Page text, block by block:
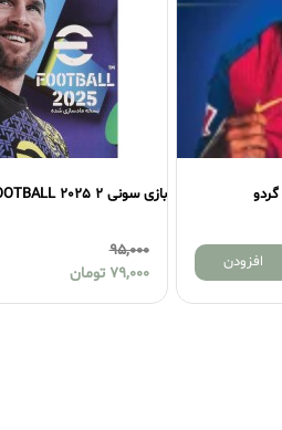
افزودن
بازی سونی 2 MEGA MAN X3 شرکت لوح زرین
20,000
15,000 تومان